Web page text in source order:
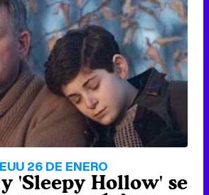
26 DE ENERO
'Sleepy Hollow' se